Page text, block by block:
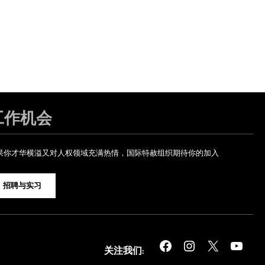
作机会
你才华横溢又对人权领域充满热情，国际特赦组织期待你的加入
招聘与实习
关注我们: Facebook Instagram X YouTube